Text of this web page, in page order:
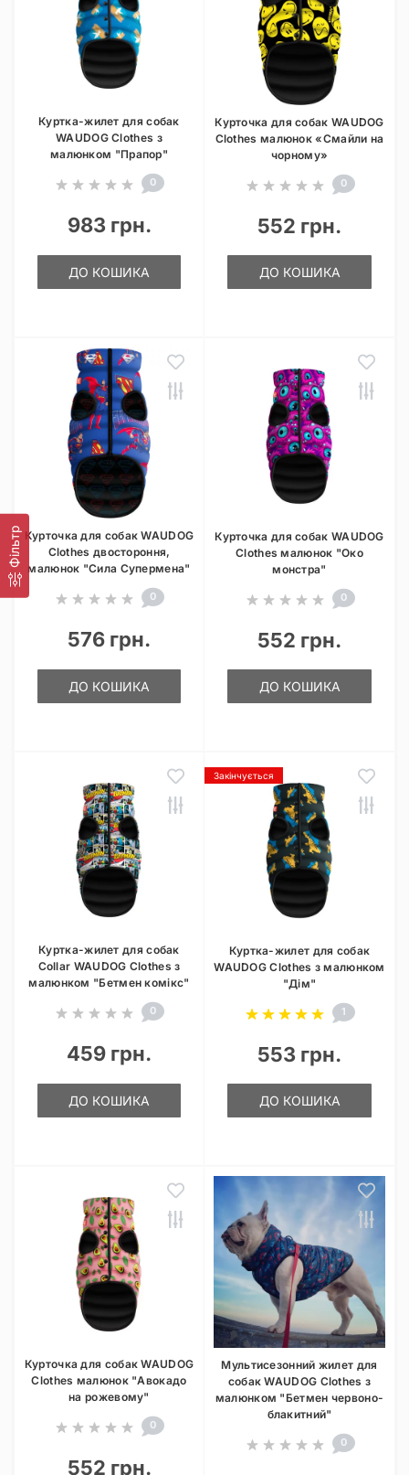
Фільтр
Куртка-жилет для собак
WAUDOG Clothes з
малюнком "Прапор"
0
983 грн.
ДО КОШИКА
Курточка для собак WAUDOG
Clothes малюнок «Смайли на
чорному»
0
552 грн.
ДО КОШИКА
Курточка для собак WAUDOG
Clothes двостороння,
малюнок "Сила Супермена"
0
576 грн.
ДО КОШИКА
Курточка для собак WAUDOG
Clothes малюнок "Око
монстра"
0
552 грн.
ДО КОШИКА
Куртка-жилет для собак
Collar WAUDOG Clothes з
малюнком "Бетмен комікс"
0
459 грн.
ДО КОШИКА
Закінчується
Куртка-жилет для собак
WAUDOG Clothes з малюнком
"Дім"
1
553 грн.
ДО КОШИКА
Курточка для собак WAUDOG
Clothes малюнок "Авокадо
на рожевому"
0
552 грн.
Мультисезонний жилет для
собак WAUDOG Clothes з
малюнком "Бетмен червоно-
блакитний"
0